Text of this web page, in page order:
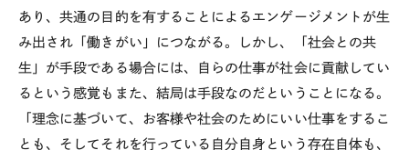
あり、共通の目的を有することによるエンゲージメントが生
み出され「働きがい」につながる。しかし、「社会との共
生」が手段である場合には、自らの仕事が社会に貢献してい
るという感覚もまた、結局は手段なのだということになる。
「理念に基づいて、お客様や社会のためにいい仕事をするこ
とも、そしてそれを行っている自分自身という存在自体も、